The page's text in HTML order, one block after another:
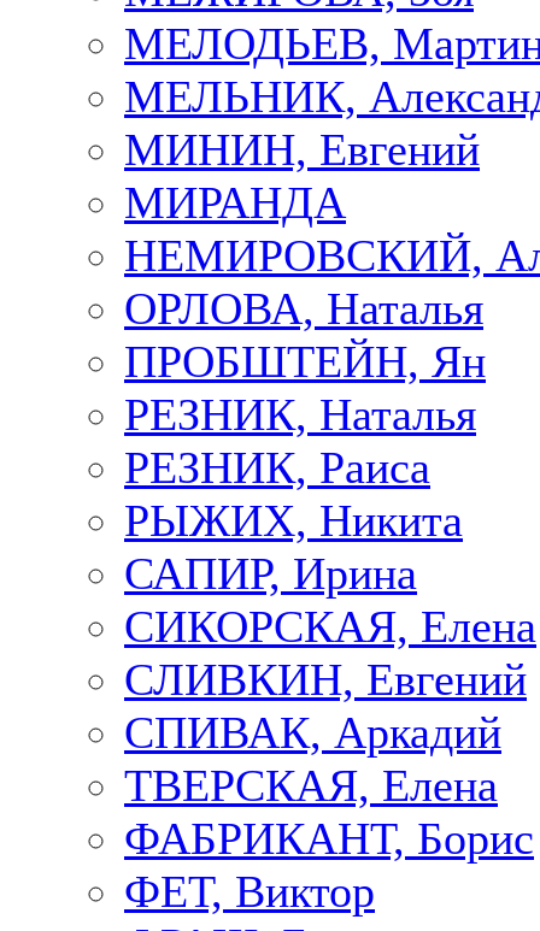
МЕЛОДЬЕВ,
МЕЛЬНИК,
МИНИН, Евгений
МИРАНДА
НЕМИРОВСКИЙ,
ОРЛОВА, Наталья
ПРОБШТЕЙН, Ян
РЕЗНИК, Наталья
РЕЗНИК, Раиса
РЫЖИХ, Никита
САПИР, Ирина
СИКОРСКАЯ, Елена
СЛИВКИН, Евгений
СПИВАК, Аркадий
ТВЕРСКАЯ, Елена
ФАБРИКАНТ, Борис
ФЕТ, Виктор